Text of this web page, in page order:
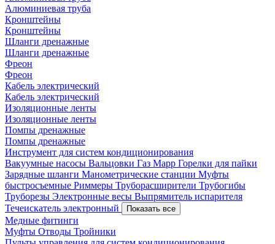
Алюминиевая труба
Кронштейны
Кронштейны
Шланги дренажные
Шланги дренажные
Фреон
Фреон
Кабель электрический
Кабель электрический
Изоляционные ленты
Изоляционные ленты
Помпы дренажные
Помпы дренажные
Инструмент для систем кондиционирования
Вакуумные насосы Вальцовки Газ Mapp Горелки для пайки
Зарядные шланги Манометрические станции Муфты
быстросъемные Риммеры Труборасширители Трубогибы
Труборезы Электронные весы Выпрямитель испарителя
Течеискатель электронный
Показать все
Медные фитинги
Муфты Отводы Тройники